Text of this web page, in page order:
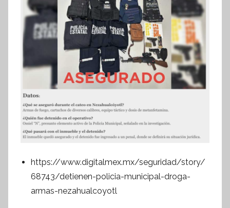
https://www.digitalmex.mx/seguridad/story/
68743/detienen-policia-municipal-droga-
armas-nezahualcoyotl